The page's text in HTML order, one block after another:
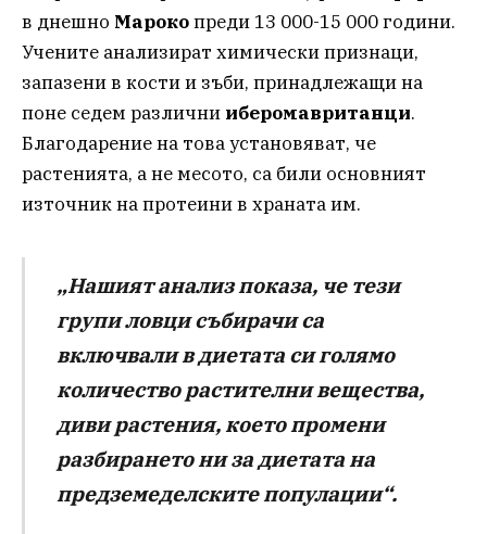
в днешно Марокопреди 13 000-15 000 години.
Учените анализират химически признаци,
запазени в кости и зъби, принадлежащи на
поне седем различни иберомавританци.
Благодарение на това установяват, че
растенията, а не месото, са били основният
източник на протеини в храната им.
„Нашият анализ показа, че тези
групи ловци събирачи са
включвали в диетата си голямо
количество растителни вещества,
диви растения, което промени
разбирането ни за диетата на
предземеделските популации“.